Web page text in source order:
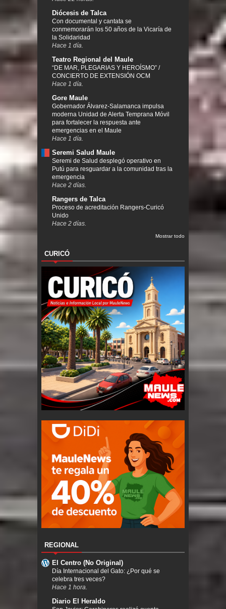
Diócesis de Talca
Con documental y cantata se
conmemorarán los 50 años de la Vicaría de
la Solidaridad
Hace 1 día.
Teatro Regional del Maule
“DE MAR, PLEGARIAS Y HEROÍSMO” /
CONCIERTO DE EXTENSIÓN OCM
Hace 1 día.
Gore Maule
Gobernador Álvarez-Salamanca impulsa
moderna Unidad de Alerta Temprana Móvil
para fortalecer la respuesta ante
emergencias en el Maule
Hace 1 día.
Seremi Salud Maule
Seremi de Salud desplegó operativo en
Putú para resguardar a la comunidad tras la
emergencia
Hace 2 días.
Rangers de Talca
Proceso de acreditación Rangers-Curicó
Unido
Hace 2 días.
Mostrar todo
CURICÓ
REGIONAL
El Centro (No Original)
Día Internacional del Gato: ¿Por qué se
celebra tres veces?
Hace 1 hora.
Diario El Heraldo